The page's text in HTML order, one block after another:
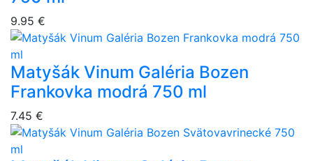
9.95 €
Matyšák Vinum Galéria Bozen
Frankovka modrá 750 ml
7.45 €